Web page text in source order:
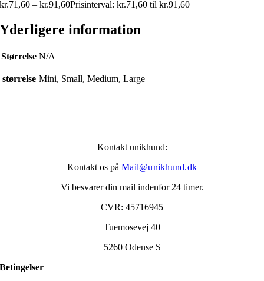
kr.71,60 – kr.91,60Prisinterval: kr.71,60 til kr.91,60
Yderligere information
Størrelse N/A
størrelse Mini, Small, Medium, Large
Kontakt unikhund:
Kontakt os på Mail@unikhund.dk
Vi besvarer din mail indenfor 24 timer.
CVR: 45716945
Tuemosevej 40
5260 Odense S
Betingelser